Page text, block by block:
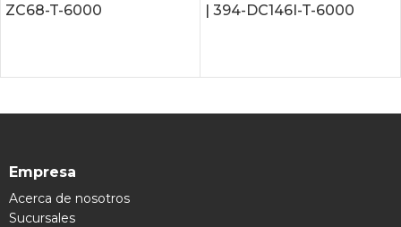
ZC68-T-6000
| 394-DC146I-T-6000
Empresa
Acerca de nosotros
Sucursales